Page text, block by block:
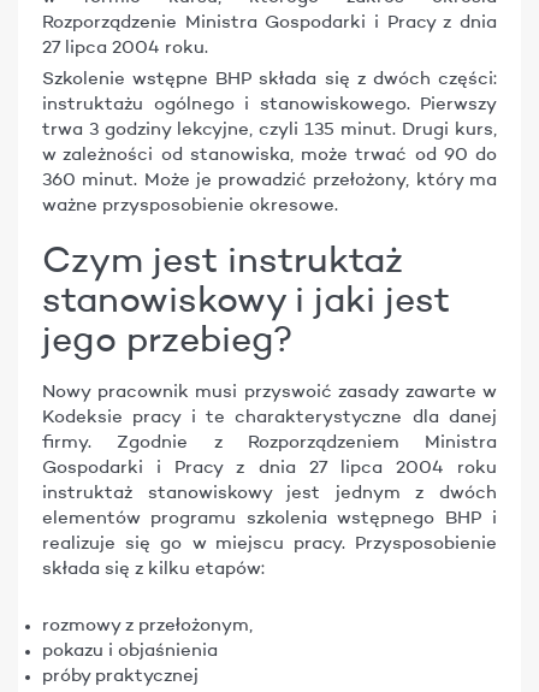
Rozporządzenie Ministra Gospodarki i Pracy z dnia
27 lipca 2004 roku.
Szkolenie wstępne BHP składa się z dwóch części:
instruktażu ogólnego i stanowiskowego. Pierwszy
trwa 3 godziny lekcyjne, czyli 135 minut. Drugi kurs,
w zależności od stanowiska, może trwać od 90 do
360 minut. Może je prowadzić przełożony, który ma
ważne przysposobienie okresowe.
Czym jest instruktaż
stanowiskowy i jaki jest
jego przebieg?
Nowy pracownik musi przyswoić zasady zawarte w
Kodeksie pracy i te charakterystyczne dla danej
firmy. Zgodnie z Rozporządzeniem Ministra
Gospodarki i Pracy z dnia 27 lipca 2004 roku
instruktaż stanowiskowy jest jednym z dwóch
elementów programu szkolenia wstępnego BHP i
realizuje się go w miejscu pracy. Przysposobienie
składa się z kilku etapów:
rozmowy z przełożonym,
pokazu i objaśnienia
próby praktycznej